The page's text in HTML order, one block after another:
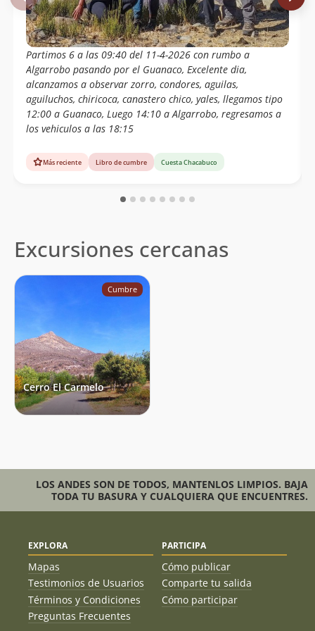
Partimos 6 a las 09:40 del 11-4-2026 con rumbo a
Algarrobo pasando por el Guanaco, Excelente dia,
alcanzamos a observar zorro, condores, aguilas,
aguiluchos, chiricoca, canastero chico, yales, llegamos tipo
12:00 a Guanaco, Luego 14:10 a Algarrobo, regresamos a
los vehiculos a las 18:15
Más reciente Libro de cumbre Cuesta Chacabuco
Excursiones cercanas
Cumbre
Cerro El Carmelo
LOS ANDES SON DE TODOS, MANTENLOS LIMPIOS. BAJA
TODA TU BASURA Y CUALQUIERA QUE ENCUENTRES.
EXPLORA
Mapas
Testimonios de Usuarios
Términos y Condiciones
Preguntas Frecuentes
PARTICIPA
Cómo publicar
Comparte tu salida
Cómo participar